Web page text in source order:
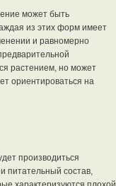
может быть
из этих форм имеет
и равномерно
растением, но может
ориентироваться на
производиться
питательный состав,